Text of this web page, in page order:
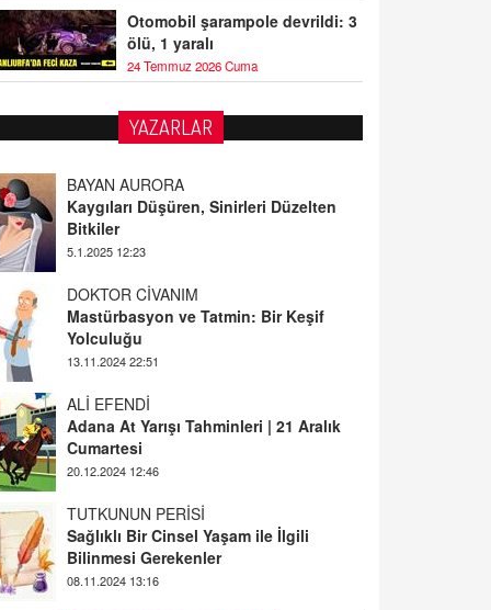
Otomobil şarampole devrildi: 3
ölü, 1 yaralı
24 Temmuz 2026 Cuma
YAZARLAR
BAYAN AURORA
Kaygıları Düşüren, Sinirleri Düzelten
Bitkiler
5.1.2025 12:23
DOKTOR CİVANIM
Mastürbasyon ve Tatmin: Bir Keşif
Yolculuğu
13.11.2024 22:51
ALİ EFENDİ
Adana At Yarışı Tahminleri | 21 Aralık
Cumartesi
20.12.2024 12:46
TUTKUNUN PERİSİ
Sağlıklı Bir Cinsel Yaşam ile İlgili
Bilinmesi Gerekenler
08.11.2024 13:16